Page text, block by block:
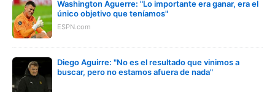
Washington Aguerre: "Lo importante era ganar, era el
único objetivo que teníamos"
ESPN.com
Diego Aguirre: "No es el resultado que vinimos a
buscar, pero no estamos afuera de nada"